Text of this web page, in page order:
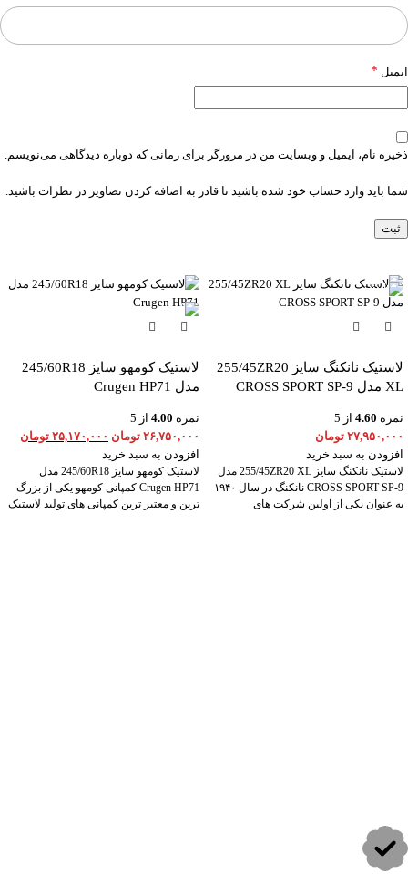
ایمیل *
ذخیره نام، ایمیل و وبسایت من در مرورگر برای زمانی که دوباره دیدگاهی می‌نویسم.
شما باید وارد حساب خود شده باشید تا قادر به اضافه کردن تصاویر در نظرات باشید.
لاستیک نانکنگ سایز 255/45ZR20
XL مدل CROSS SPORT SP-9
نمره 4.60 از 5
۲۷,۹۵۰,۰۰۰ تومان
افزودن به سبد خرید
لاستیک نانکنگ سایز 255/45ZR20 XL مدل
CROSS SPORT SP-9 نانکنگ در سال ۱۹۴۰
به عنوان یکی از اولین شرکت های
-6%
لاستیک کومهو سایز 245/60R18
مدل Crugen HP71
نمره 4.00 از 5
۲۶,۷۵۰,۰۰۰ تومان ۲۵,۱۷۰,۰۰۰ تومان
افزودن به سبد خرید
لاستیک کومهو سایز 245/60R18 مدل
Crugen HP71 کمپانی کومهو یکی از بزرگ
ترین و معتبر ترین کمپانی های تولید لاستیک